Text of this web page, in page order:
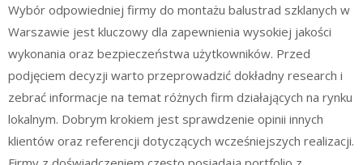
Wybór odpowiedniej firmy do montażu balustrad szklanych w
Warszawie jest kluczowy dla zapewnienia wysokiej jakości
wykonania oraz bezpieczeństwa użytkowników. Przed
podjęciem decyzji warto przeprowadzić dokładny research i
zebrać informacje na temat różnych firm działających na rynku
lokalnym. Dobrym krokiem jest sprawdzenie opinii innych
klientów oraz referencji dotyczących wcześniejszych realizacji.